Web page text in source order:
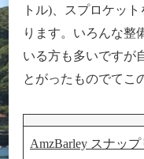
トル)、スプロケッ
ります。いろんな整
いる方も多いですが
とがったものでてこ
AmzBarley スナッ